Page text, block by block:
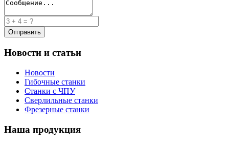
Новости и статьи
Новости
Гибочные станки
Станки с ЧПУ
Сверлильные станки
Фрезерные станки
Наша продукция